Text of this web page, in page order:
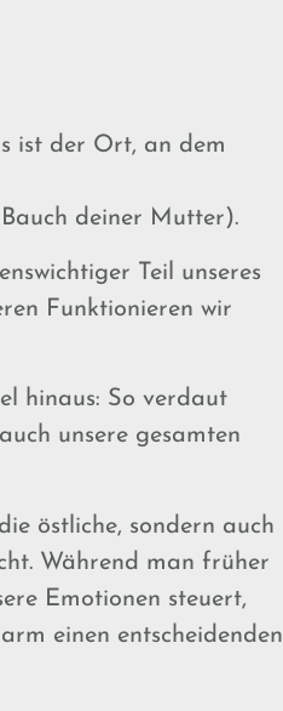
ist der Ort, an dem
deiner Mutter).
Teil unseres
Funktionieren wir
hinaus: So verdaut
unsere gesamten
östliche, sondern auch
Während man früher
Emotionen steuert,
einen entscheidenden